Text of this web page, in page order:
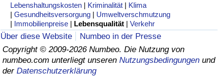
Lebenshaltungskosten | Kriminalität | Klima
|Gesundheitsversorgung | Umweltverschmutzung
| Immobilienpreise | Lebensqualität |Verkehr
Über diese Website
Numbeo in der Presse
Copyright © 2009-2026 Numbeo. Die Nutzung von
numbeo.com unterliegt unseren Nutzungsbedingungen und
der Datenschutzerklärung
in Akaba
Kriminalität
Kriminalitäts-Index (aktuell)
Kriminalitäts-Index